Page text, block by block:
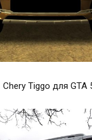
Chery Tiggo для GTA